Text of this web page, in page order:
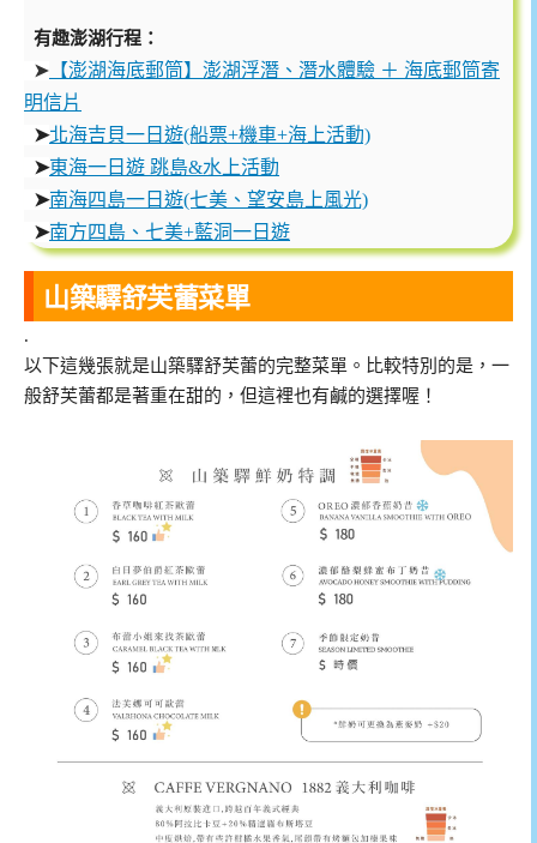
有趣澎湖行程：
➤ 【澎湖海底郵筒】澎湖浮潛、潛水體驗 ＋ 海底郵筒寄
明信片
➤北海吉貝一日遊(船票+機車+海上活動)
➤東海一日遊 跳島&水上活動
➤南海四島一日遊(七美、望安島上風光)
➤南方四島、七美+藍洞一日遊
山築驛舒芙蕾菜單
.
以下這幾張就是山築驛舒芙蕾的完整菜單。比較特別的是，一
般舒芙蕾都是著重在甜的，但這裡也有鹹的選擇喔！